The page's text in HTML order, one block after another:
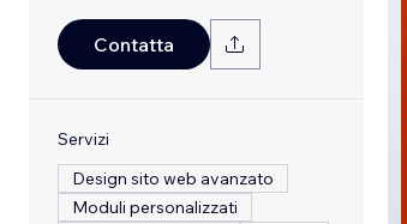
Contatta
Servizi
Design sito web avanzato
Moduli personalizzati